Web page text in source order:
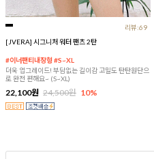
리뷰:69
[JVERA] 시그니처 워터 팬츠 2탄
#이너팬티내장형 #S~XL
더욱 업그레이드! 부담없는 길이감 고밀도 탄탄원단으
로 완전 편해요~ (S~XL)
22,100원 24,500원 10%